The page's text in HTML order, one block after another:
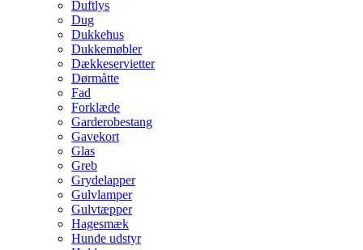
Duftlys
Dug
Dukkehus
Dukkemøbler
Dækkeservietter
Dørmåtte
Fad
Forklæde
Garderobestang
Gavekort
Glas
Greb
Grydelapper
Gulvlamper
Gulvtæpper
Hagesmæk
Hunde udstyr